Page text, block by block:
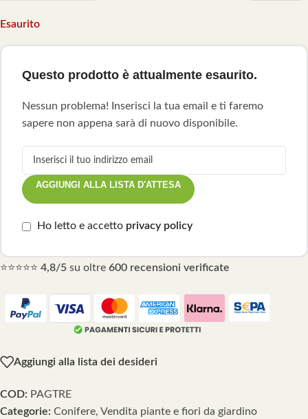
Esaurito
Questo prodotto è attualmente esaurito.
Nessun problema! Inserisci la tua email e ti faremo
sapere non appena sarà di nuovo disponibile.
AGGIUNGI ALLA LISTA D'ATTESA
Ho letto e accetto privacy policy
⭐⭐⭐⭐⭐ 4,8/5 su oltre 600 recensioni verificate
Aggiungi alla lista dei desideri
COD: PAGTRE
Categorie: Conifere, Vendita piante e fiori da giardino